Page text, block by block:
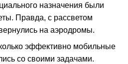
назначения были
Правда, с рассветом
на аэродромы.
эффективно мобильные
со своими задачами.